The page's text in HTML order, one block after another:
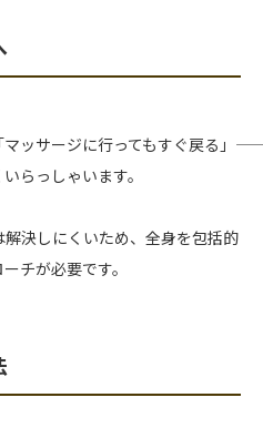
ッサージに行ってもすぐ戻る」――
らっしゃいます。
決しにくいため、全身を包括的
チが必要です。